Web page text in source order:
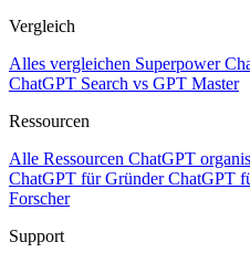
Vergleich
Alles vergleichen Superpower
ChatGPT Search vs GPT Master
Ressourcen
Alle Ressourcen ChatGPT
ChatGPT für GründerChatGPT
Forscher
Support